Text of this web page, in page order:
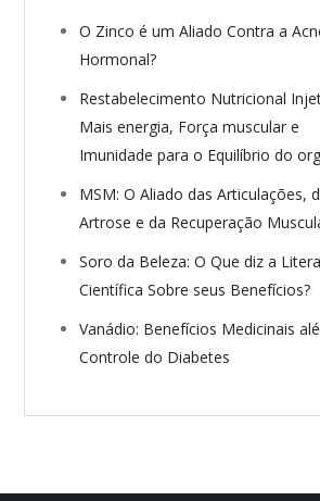
O Zinco é um Aliado Contra a
Hormonal?
Restabelecimento Nutricional
Mais energia, Força muscular e
Imunidade para o Equilíbrio do
MSM: O Aliado das Articulações,
Artrose e da Recuperação
Soro da Beleza: O Que diz a
Científica Sobre seus Benefícios?
Vanádio: Benefícios Medicinais
Controle do Diabetes